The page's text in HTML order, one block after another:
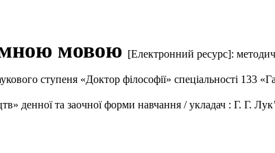
мовою [Електронний ресурс]:
ступеня «Доктор філософії» спеціальності
денної та заочної форми навчання / укладач : Г. Г.